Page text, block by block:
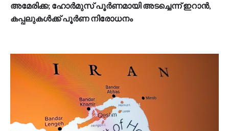
അമേരിക്ക; ഹോർമുസ് പൂർണമായി അടച്ചെന്ന് ഇറാൻ,
കപ്പലുകൾക്ക് പൂർണ നിരോധനം